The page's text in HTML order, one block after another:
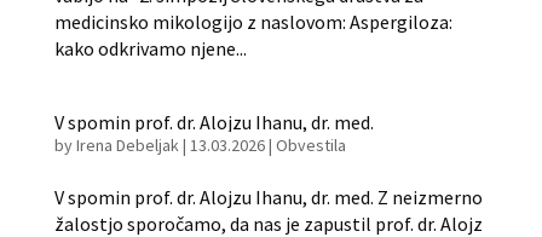
medicinsko mikologijo z naslovom: Aspergiloza:
kako odkrivamo njene...
V spomin prof. dr. Alojzu Ihanu, dr. med.
byIrena Debeljak| 13.03.2026| Obvestila
V spomin prof. dr. Alojzu Ihanu, dr. med. Z neizmerno
žalostjo sporočamo, da nas je zapustil prof. dr. Alojz